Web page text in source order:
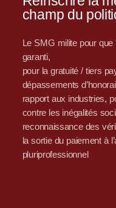
champ du
Le SMG milite pour
garanti,
pour la gratuité / tiers
dépassements
rapport aux industries,
contre les inégalités
reconnaissance des
la sortie du paiement à
pluriprofessionnel